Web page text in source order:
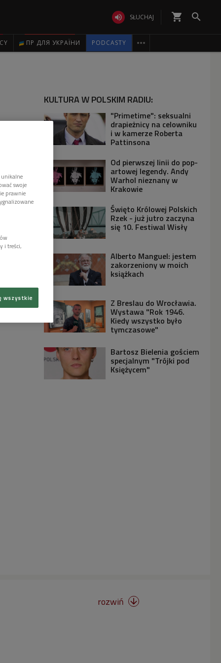
 SŁUCHAJ shopping_cart 
ПР ДЛЯ УКРАЇНИ PODCASTY 
KULTURA W POLSKIM RADIU:
"Primetime": seksualni
drapieżnicy na celowniku
i w kamerze Roberta
Pattinsona
Od pierwszej linii do pop-
artowej legendy. Andy
Warhol nieznany w
Krakowie
Święto Królowej Polskich
Rzek - już jutro zaczyna
się 10. Festiwal Wisły
Alberto Manguel: jestem
zakorzeniony w moich
książkach
Z Breslau do Wrocławia.
Wystawa "Rok 1946.
Kiedy wszystko było
tymczasowe"
Bartosz Bielenia gościem
specjalnym "Trójki pod
Księżycem"
rozwiń 
swoje
prawnie
i treści,
wszystkie